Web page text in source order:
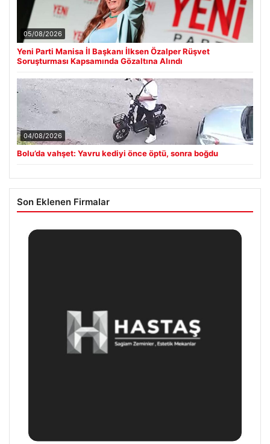
05/08/2026
Yeni Parti Manisa İl Başkanı İlksen Özalper Rüşvet
Soruşturması Kapsamında Gözaltına Alındı
04/08/2026
Bolu’da vahşet: Yavru kediyi önce öptü, sonra boğdu
Son Eklenen Firmalar